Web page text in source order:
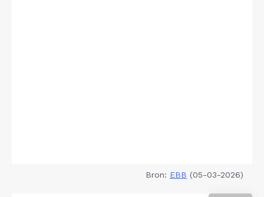
Bron: EBB (05-03-2026)